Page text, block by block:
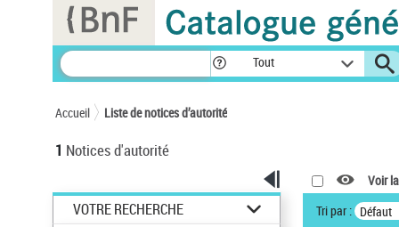
Tout
Accueil Liste de notices d’autorité
1 Notices d'autorité
VOTRE RECHERCHE
Voir
Tri par : Défaut
Panneau de gestion des cookies